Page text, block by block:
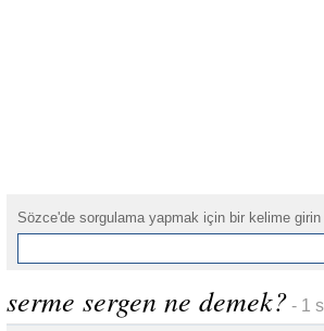
Sözce'de sorgulama yapmak için bir kelime girin
serme sergen ne demek? - 1